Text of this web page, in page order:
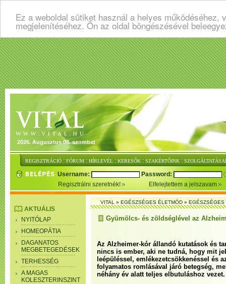
Ez a weboldal sütiket használ a helyes
megjelenítéséhez. Ön az oldal böngészésével
2026. Augusztus 08. szombat
REGISZTRÁCIÓ : FÓRUM : HÍRLEVÉL : KERESŐK : SZAKÉRTŐINK :
Username:
Password:
Regisztrálni szeretnék!
Elfelejtettem a jelszavam
AKTUÁLIS
NYITÓLAP
HOMEOPÁTIA
DAGANATOS
MEGBETEGEDÉSEK
TERHESSÉG
A MAGAS
KOLESZTERINSZINT
VITAL»EGÉSZSÉGES ÉLETMÓD»
Gyümölcs- és zöldséglével az
Az Alzheimer-kór állandó kutatások és
nincs is ember, aki ne tudná, hogy mit
leépüléssel, emlékezetcsökkenéssel és
folyamatos romlásával járó betegség,
néhány év alatt teljes elbutuláshoz vezet.